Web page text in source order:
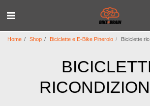
Home Shop Biciclette e E-Bike Pinerolo Biciclette